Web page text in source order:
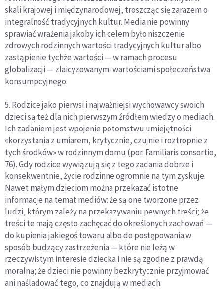
skali krajowej i międzynarodowej, troszcząc się zarazem o
integralność tradycyjnych kultur. Media nie powinny
sprawiać wrażenia jakoby ich celem było niszczenie
zdrowych rodzinnych wartości tradycyjnych kultur albo
zastąpienie tychże wartości — w ramach procesu
globalizacji — zlaicyzowanymi wartościami społeczeństwa
konsumpcyjnego.
5. Rodzice jako pierwsi i najważniejsi wychowawcy swoich
dzieci są też dla nich pierwszym źródłem wiedzy o mediach.
Ich zadaniem jest wpojenie potomstwu umiejętności
«korzystania z umiarem, krytycznie, czujnie i roztropnie z
tych środków» w rodzinnym domu (por. Familiaris consortio,
76). Gdy rodzice wywiązują się z tego zadania dobrze i
konsekwentnie, życie rodzinne ogromnie na tym zyskuje.
Nawet małym dzieciom można przekazać istotne
informacje na temat mediów: że są one tworzone przez
ludzi, którym zależy na przekazywaniu pewnych treści; że
treści te mają często zachęcać do określonych zachowań —
do kupienia jakiegoś towaru albo do postępowania w
sposób budzący zastrzeżenia — które nie leżą w
rzeczywistym interesie dziecka i nie są zgodne z prawdą
moralną; że dzieci nie powinny bezkrytycznie przyjmować
ani naśladować tego, co znajdują w mediach.